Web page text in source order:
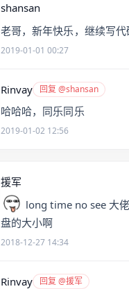
shansan
老哥，新年快乐，继续写代
2019-01-01 00:27
Rinvay 回复 @shansan
哈哈哈，同乐同乐
2019-01-02 12:56
援军
long time no see 大
盘的大小啊
2018-12-27 14:34
Rinvay 回复 @援军